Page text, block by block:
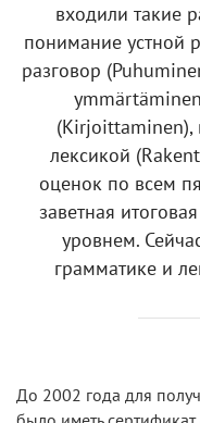
входили такие
понимание устной
разговор
(Kirjoittaminen),
лексикой
оценок по всем
заветная
уровнем.
грамматике и
До 2002 года для